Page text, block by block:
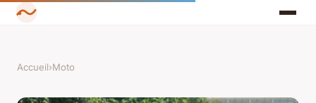
Accueil›Moto